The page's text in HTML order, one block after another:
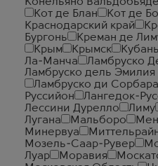
Кот де Блан
Кот де
Краснодарский край
Бургонь
Креман де
Крым
Крымск Кубань
Ла-Манча
Ламбруско
Ламбруско дель Эмилия
Ламбруско ди Сорбара
Руссийон
Лангедок-
Лессини Дурелло
Лиму
Лугана
Мальборо
Минервуа
Мозель-Саар-Рувер
Луар
Моравия